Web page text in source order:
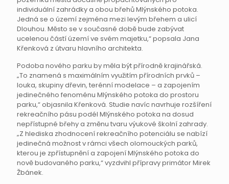
individuální zahrádky a obou břehů Mlýnského potoka.
Jedná se o území zejména mezi levým břehem a ulicí
Dlouhou. Město se v současné době bude zabývat
ucelenou částí území ve svém majetku,“ popsala Jana
Křenková z útvaru hlavního architekta.
Podoba nového parku by měla být přírodně krajinářská.
„To znamená s maximálním využitím přírodních prvků –
louka, skupiny dřevin, terénní modelace – a zapojením
jedinečného fenoménu Mlýnského potoka do prostoru
parku,“ objasnila Křenková. Studie navíc navrhuje rozšíření
rekreačního pásu podél Mlýnského potoka na dosud
nepřístupné břehy a změnu tvaru výukové školní zahrady.
„Z hlediska zhodnocení rekreačního potenciálu se nabízí
jedinečná možnost v rámci všech olomouckých parků,
kterou je zpřístupnění a zapojení Mlýnského potoka do
nově budovaného parku,“ vyzdvihl přípravy primátor Mirek
Žbánek.